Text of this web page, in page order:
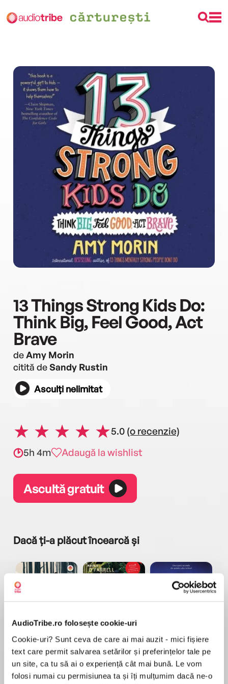
AudioTribe.ro folosește cookie-uri
Cookie-uri? Sunt ceva de care ai mai auzit - mici fișiere
text care permit salvarea setărilor și preferințelor tale pe
un site, ca tu să ai o experiență cât mai bună. Le vom
folosi numai cu permisiunea ta și îți mulțumim dacă ne-o
13 Things Strong Kids Do:
Think Big, Feel Good, Act
Brave
deAmy Morin
citită deSandy Rustin
Asculți nelimitat
5.0 (o recenzie)
5h 4m
Adaugă la wishlist
Ascultă gratuit
Dacă ți-a plăcut încearcă și
Pădurea norvegiană
Haruki Murakami
Hamnet
Maggie O'Farrell Freida McFadden